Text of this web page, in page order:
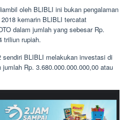
oleh BLIBLI ini bukan pengalaman
kemarin BLIBLI tercatat
dalam jumlah yang sebesar Rp.
triliun rupiah.
sendiri BLIBLI melakukan investasi di
Rp. 3.680.000.000.000,00 atau